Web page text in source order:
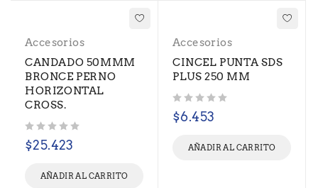
Accesorios
CANDADO 50MMM
BRONCE PERNO
HORIZONTAL
CROSS.
$25.423
AÑADIR AL CARRITO
Accesorios
CINCEL PUNTA SDS
PLUS 250 MM
$6.453
AÑADIR AL CARRITO